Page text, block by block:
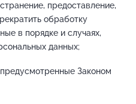
предоставление,
обработку
в порядке и случаях,
данных;
Законом